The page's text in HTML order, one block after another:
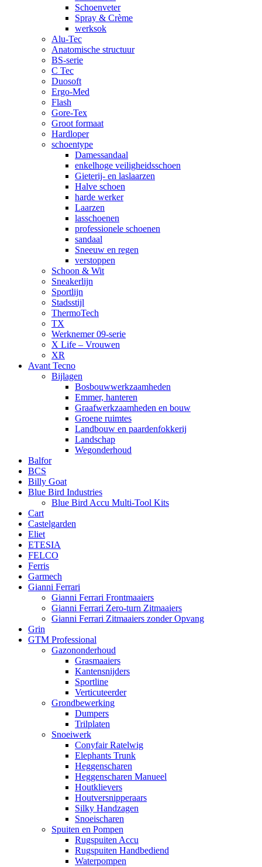
Schoenveter
Spray & Crème
werksok
Alu-Tec
Anatomische structuur
BS-serie
C Tec
Duosoft
Ergo-Med
Flash
Gore-Tex
Groot formaat
Hardloper
schoentype
Damessandaal
enkelhoge veiligheidsschoen
Gieterij- en laslaarzen
Halve schoen
harde werker
Laarzen
lasschoenen
professionele schoenen
sandaal
Sneeuw en regen
verstoppen
Schoon & Wit
Sneakerlijn
Sportlijn
Stadsstijl
ThermoTech
TX
Werknemer 09-serie
X Life – Vrouwen
XR
Avant Tecno
Bijlagen
Bosbouwwerkzaamheden
Emmer, hanteren
Graafwerkzaamheden en bouw
Groene ruimtes
Landbouw en paardenfokkerij
Landschap
Wegonderhoud
Balfor
BCS
Billy Goat
Blue Bird Industries
Blue Bird Accu Multi-Tool Kits
Cart
Castelgarden
Eliet
ETESIA
FELCO
Ferris
Garmech
Gianni Ferrari
Gianni Ferrari Frontmaaiers
Gianni Ferrari Zero-turn Zitmaaiers
Gianni Ferrari Zitmaaiers zonder Opvang
Grin
GTM Professional
Gazononderhoud
Grasmaaiers
Kantensnijders
Sportline
Verticuteerder
Grondbewerking
Dumpers
Trilplaten
Snoeiwerk
Conyfair Ratelwig
Elephants Trunk
Heggenscharen
Heggenscharen Manueel
Houtklievers
Houtversnipperaars
Silky Handzagen
Snoeischaren
Spuiten en Pompen
Rugspuiten Accu
Rugspuiten Handbediend
Waterpompen